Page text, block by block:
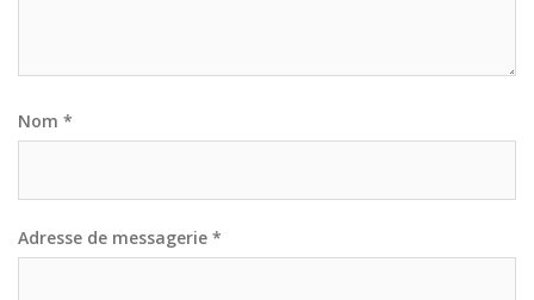
Nom *
Adresse de messagerie *